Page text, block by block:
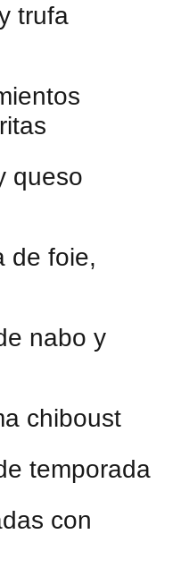
trufa
queso
de foie,
nabo y
chiboust
temporada
con